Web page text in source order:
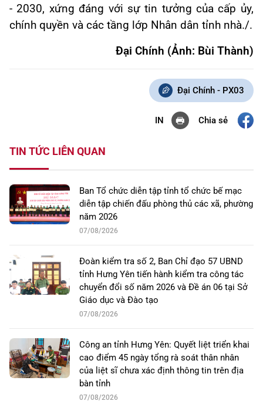
- 2030, xứng đáng với sự tin tưởng của cấp ủy,
chính quyền và các tầng lớp Nhân dân tỉnh nhà./.
Đại Chính (Ảnh: Bùi Thành)
Đại Chính - PX03
IN Chia sẻ
TIN TỨC LIÊN QUAN
Ban Tổ chức diễn tập tỉnh tổ chức bế mạc
diễn tập chiến đấu phòng thủ các xã, phường
năm 2026
07/08/2026
Đoàn kiểm tra số 2, Ban Chỉ đạo 57 UBND
tỉnh Hưng Yên tiến hành kiểm tra công tác
chuyển đổi số năm 2026 và Đề án 06 tại Sở
Giáo dục và Đào tạo
07/08/2026
Công an tỉnh Hưng Yên: Quyết liệt triển khai
cao điểm 45 ngày tổng rà soát thân nhân
của liệt sĩ chưa xác định thông tin trên địa
bàn tỉnh
07/08/2026